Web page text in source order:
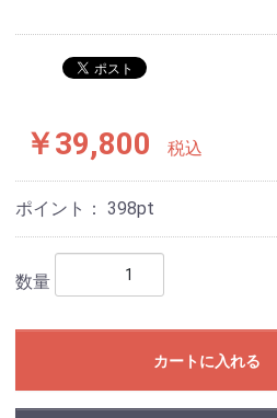
￥39,800 税込
ポイント： 398pt
数量
カートに入れる